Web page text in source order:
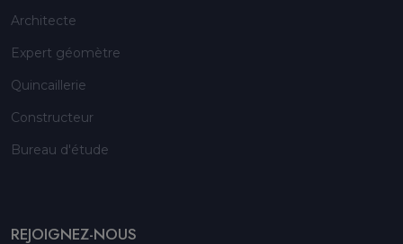
Architecte
Expert géomètre
Quincaillerie
Constructeur
Bureau d'étude
REJOIGNEZ-NOUS